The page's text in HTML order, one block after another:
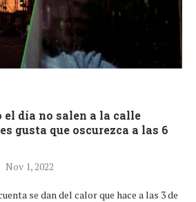
el día no salen a la calle
gusta que oscurezca a las 6
Nov 1, 2022
se dan del calor que hace a las 3 de